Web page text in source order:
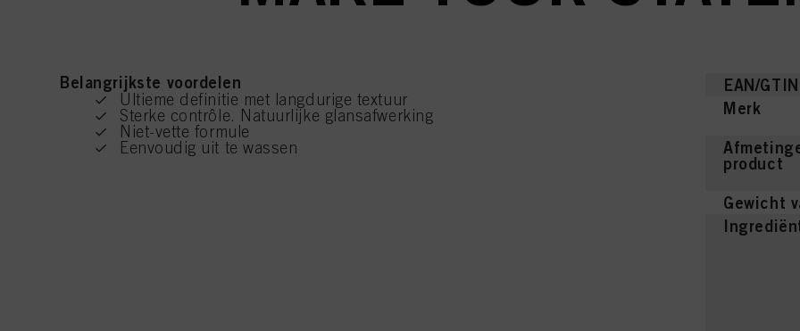
Belangrijkste voordelen
Ultieme definitie met langdurige textuur
Sterke contrôle. Natuurlijke glansafwerking
Niet-vette formule
Eenvoudig uit te wassen
EAN/GTIN
Merk
product
Gewicht